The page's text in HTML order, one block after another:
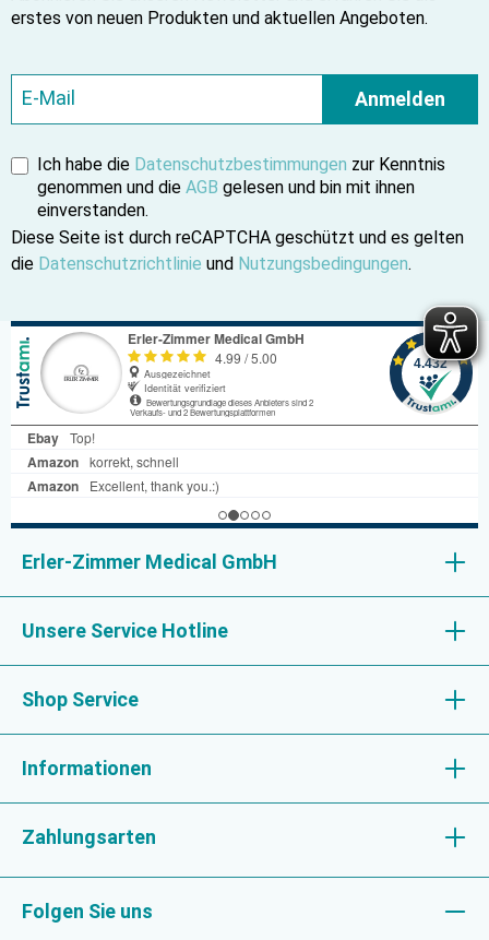
erstes von neuen Produkten und aktuellen Angeboten.
Anmelden
Ich habe die Datenschutzbestimmungen zur Kenntnis
genommen und die AGB gelesen und bin mit ihnen
einverstanden.
Diese Seite ist durch reCAPTCHA geschützt und es gelten
die Datenschutzrichtlinie und Nutzungsbedingungen.
Erler-Zimmer Medical GmbH
Unsere Service Hotline
Shop Service
Informationen
Zahlungsarten
Folgen Sie uns